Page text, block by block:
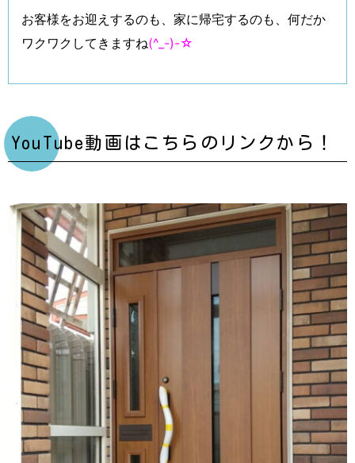
お客様をお迎えするのも、家に帰宅するのも、何だか
ワクワクしてきますね(^_-)-☆
YouTube動画はこちらのリンクから！